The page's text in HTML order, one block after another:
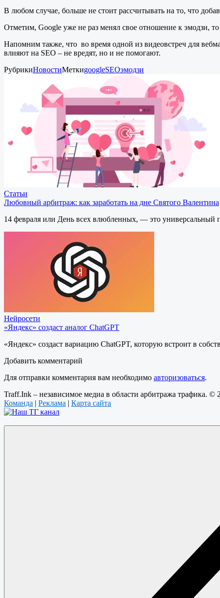
В любом случае, больше не стоит рассчитывать на то, что
Отметим, Google уже не раз менял свое отношение к эмодзи, то
Напомним также, что во время одной из видеовстреч для
влияют на SEO – не вредят, но и не помогают.
РубрикиНовостиМеткиgoogleSEOэмодзи
Статьи
Любовный арбитраж: как заработать на дне Святого Валентина
14 февраля или День всех влюбленных, — это универсальный
Нейросети
«Яндекс» создаст аналог ChatGPT
«Яндекс» создаст вариацию ChatGPT, которую встроит в
Добавить комментарий
Для отправки комментария вам необходимо авторизоваться.
Traff.Ink – независимое медиа в области арбитража трафика.
Команда | Реклама | Карта сайта